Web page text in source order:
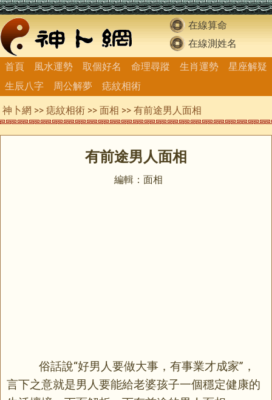
在線算命
在線測姓名
首頁
風水運勢 取個好名 命理尋蹤 生肖運勢
星座解疑
生辰八字
周公解夢 痣紋相術
神卜網 >> 痣紋相術 >> 面相 >> 有前途男人面相
有前途男人面相
編輯：面相
俗話說“好男人要做大事，有事業才成家”，
言下之意就是男人要能給老婆孩子一個穩定健康的